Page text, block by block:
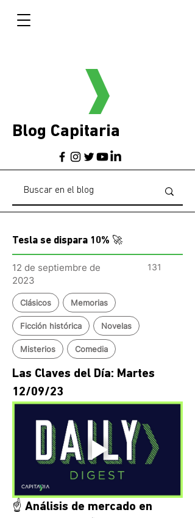
Blog Capitaria
Tesla se dispara 10% 🚀
12 de septiembre de
2023
131
Clásicos Memorias
Ficción histórica Novelas
Misterios Comedia
Las Claves del Día: Martes
12/09/23
☝️ Análisis de mercado en